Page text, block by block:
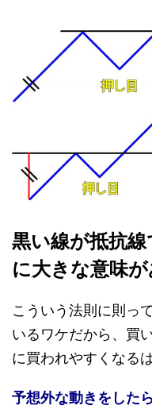
黒い線が抵抗
に大きな意味が
こういう法則に則っ
いるワケだから、買
に買われやすくなる
予想外な動きをした